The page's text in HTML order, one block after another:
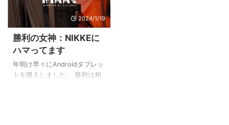
2024/1/19
勝利の女神：NIKKEに
ハマってます
年明け早々にAndroidタブレッ
トを購入しました。 最初は相